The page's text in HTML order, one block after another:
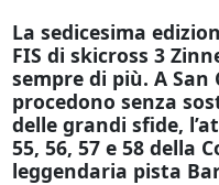
La sedicesima
FIS di skicross 3
sempre di più. A
procedono senza
delle grandi sfide,
55, 56, 57 e 58 della
leggendaria pista